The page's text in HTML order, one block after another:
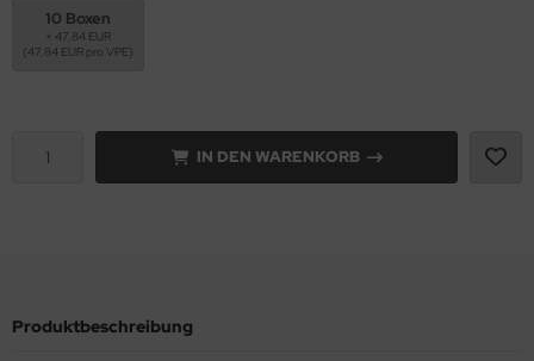
10 Boxen
+ 47,84 EUR
(47,84 EUR pro VPE)
IN DEN WARENKORB
Produktbeschreibung